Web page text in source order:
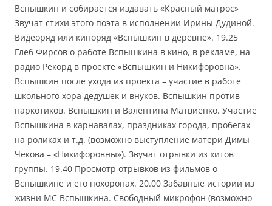
Вспышкин и собирается издавать «Красный матрос»
Звучат стихи этого поэта в исполнении Ирины Дудиной.
Видеоряд или киноряд «Вспышкин в деревне». 19.25
Глеб Фирсов о работе Вспышкина в кино, в рекламе, на
радио Рекорд в проекте «Вспышкин и Никифоровна».
Вспышкин после ухода из проекта – участие в работе
школьного хора дедушек и внуков. Вспышкин против
наркотиков. Вспышкин и Валентина Матвиенко. Участие
Вспышкина в карнавалах, праздниках города, пробегах
на роликах и т.д. (возможно выступление матери Димы
Чекова – «Никифоровны»). Звучат отрывки из хитов
группы. 19.40 Просмотр отрывков из фильмов о
Вспышкине и его похоронах. 20.00 Забавные истории из
жизни МС Вспышкина. Свободный микрофон (возможно